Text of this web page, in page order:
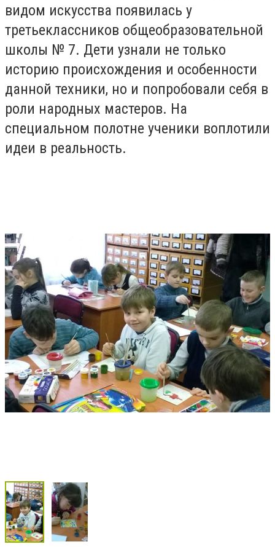
видом искусства появилась у
третьеклассников общеобразовательной
школы № 7. Дети узнали не только
историю происхождения и особенности
данной техники, но и попробовали себя в
роли народных мастеров. На
специальном полотне ученики воплотили
идеи в реальность.